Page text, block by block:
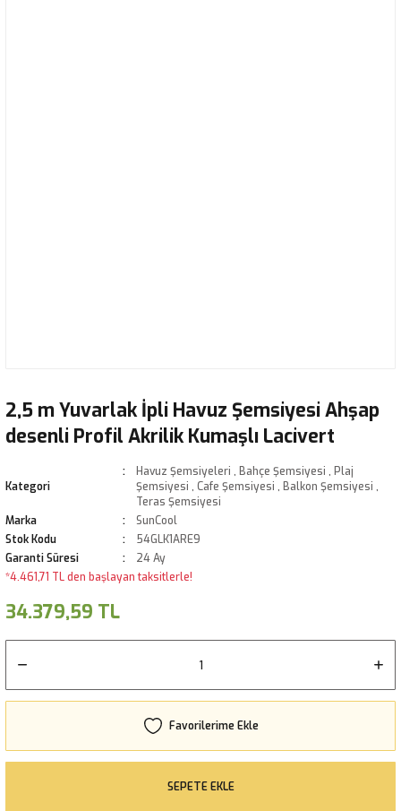
2,5 m Yuvarlak İpli Havuz Şemsiyesi Ahşap
desenli Profil Akrilik Kumaşlı Lacivert
Kategori
Havuz Şemsiyeleri , Bahçe Şemsiyesi , Plaj
Şemsiyesi , Cafe Şemsiyesi , Balkon Şemsiyesi ,
Teras Şemsiyesi
Marka
SunCool
Stok Kodu
54GLK1ARE9
Garanti Süresi
24 Ay
*4.461,71 TL den başlayan taksitlerle!
34.379,59 TL
SEPETE EKLE